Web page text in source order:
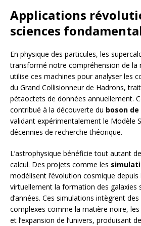
Applications
sciences
En physique des particules, les
transformé notre compréhension de la
utilise ces machines pour analyser les
du Grand Collisionneur de Hadrons,
pétaoctets de données annuellement.
contribué à la découverte du boson
validant expérimentalement le Modèle
décennies de recherche théorique.
L’astrophysique bénéficie tout autant
calcul. Des projets comme les
modélisent l’évolution cosmique
virtuellement la formation des galaxies
d’années. Ces simulations intègrent
complexes comme la matière noire,
et l’expansion de l’univers, produisant